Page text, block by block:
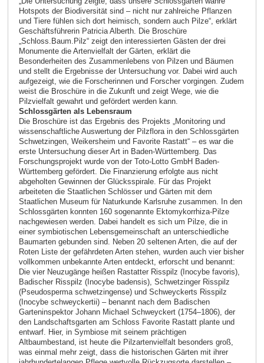
Hotspots der Biodiversität sind – nicht nur zahlreiche Pflanzen
und Tiere fühlen sich dort heimisch, sondern auch Pilze“, erklärt
Geschäftsführerin Patricia Alberth. Die Broschüre
„Schloss.Baum.Pilz“ zeigt den interessierten Gästen der drei
Monumente die Artenvielfalt der Gärten, erklärt die
Besonderheiten des Zusammenlebens von Pilzen und Bäumen
und stellt die Ergebnisse der Untersuchung vor. Dabei wird auch
aufgezeigt, wie die Forscherinnen und Forscher vorgingen. Zudem
weist die Broschüre in die Zukunft und zeigt Wege, wie die
Pilzvielfalt gewahrt und gefördert werden kann.
Schlossgärten als Lebensraum
Die Broschüre ist das Ergebnis des Projekts „Monitoring und
wissenschaftliche Auswertung der Pilzflora in den Schlossgärten
Schwetzingen, Weikersheim und Favorite Rastatt“ – es war die
erste Untersuchung dieser Art in Baden-Württemberg. Das
Forschungsprojekt wurde von der Toto-Lotto GmbH Baden-
Württemberg gefördert. Die Finanzierung erfolgte aus nicht
abgeholten Gewinnen der Glücksspirale. Für das Projekt
arbeiteten die Staatlichen Schlösser und Gärten mit dem
Staatlichen Museum für Naturkunde Karlsruhe zusammen. In den
Schlossgärten konnten 160 sogenannte Ektomykorrhiza-Pilze
nachgewiesen werden. Dabei handelt es sich um Pilze, die in
einer symbiotischen Lebensgemeinschaft an unterschiedliche
Baumarten gebunden sind. Neben 20 seltenen Arten, die auf der
Roten Liste der gefährdeten Arten stehen, wurden auch vier bisher
vollkommen unbekannte Arten entdeckt, erforscht und benannt:
Die vier Neuzugänge heißen Rastatter Risspilz (Inocybe favoris),
Badischer Risspilz (Inocybe badensis), Schwetzinger Risspilz
(Pseudosperma schwetzingense) und Schweyckerts Risspilz
(Inocybe schweyckertii) – benannt nach dem Badischen
Garteninspektor Johann Michael Schweyckert (1754–1806), der
den Landschaftsgarten am Schloss Favorite Rastatt plante und
entwarf. Hier, in Symbiose mit seinem prächtigen
Altbaumbestand, ist heute die Pilzartenvielfalt besonders groß,
was einmal mehr zeigt, dass die historischen Gärten mit ihrer